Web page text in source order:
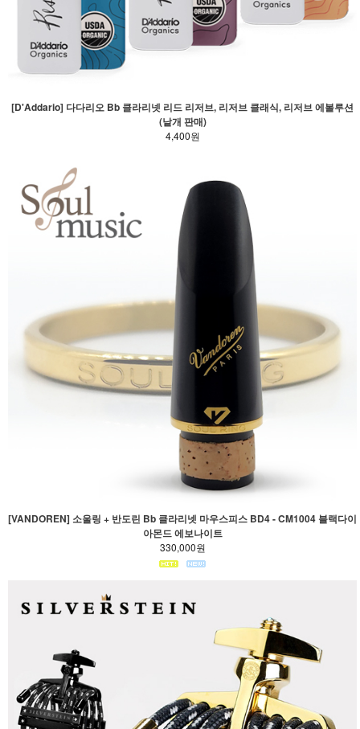
[D'Addario] 다다리오 Bb 클라리넷 리드 리저브, 리저브 클래식, 리저브 에볼루션
(낱개 판매)
4,400원
[VANDOREN] 소울링 + 반도린 Bb 클라리넷 마우스피스 BD4 - CM1004 블랙다이
아몬드 에보나이트
330,000원